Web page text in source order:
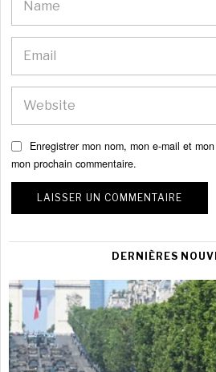
Enregistrer mon nom, mon e-mail et
mon prochain commentaire.
DERNIÈRES